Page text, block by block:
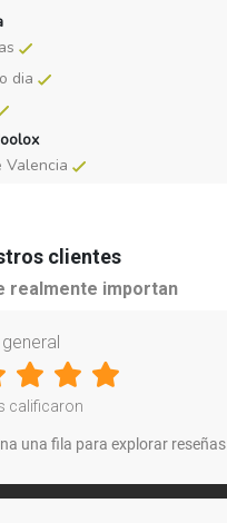
dia
Valencia
clientes
realmente importan
calificaron
una fila para explorar reseñas